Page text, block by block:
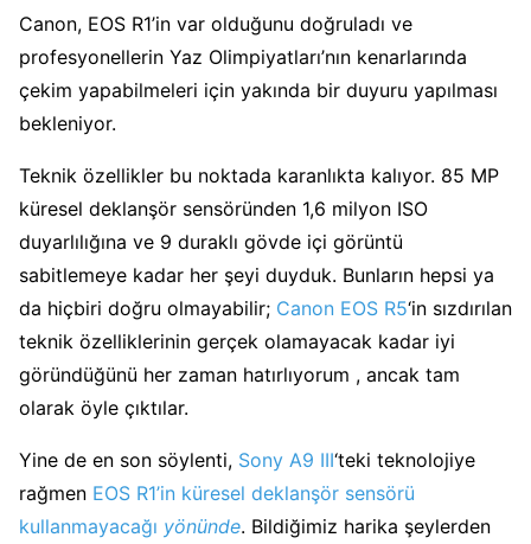
Canon, EOS R1’in var olduğunu doğruladı ve
profesyonellerin Yaz Olimpiyatları’nın kenarlarında
çekim yapabilmeleri için yakında bir duyuru yapılması
bekleniyor.
Teknik özellikler bu noktada karanlıkta kalıyor. 85 MP
küresel deklanşör sensöründen 1,6 milyon ISO
duyarlılığına ve 9 duraklı gövde içi görüntü
sabitlemeye kadar her şeyi duyduk. Bunların hepsi ya
da hiçbiri doğru olmayabilir; Canon EOS R5‘in sızdırılan
teknik özelliklerinin gerçek olamayacak kadar iyi
göründüğünü her zaman hatırlıyorum , ancak tam
olarak öyle çıktılar.
Yine de en son söylenti, Sony A9 III‘teki teknolojiye
rağmen EOS R1’in küresel deklanşör sensörü
kullanmayacağı yönünde. Bildiğimiz harika şeylerden